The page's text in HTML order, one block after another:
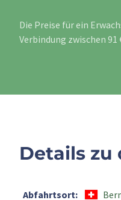
Die Preise für ein
Verbindung zwischen 91
Details zu
Abfahrtsort: